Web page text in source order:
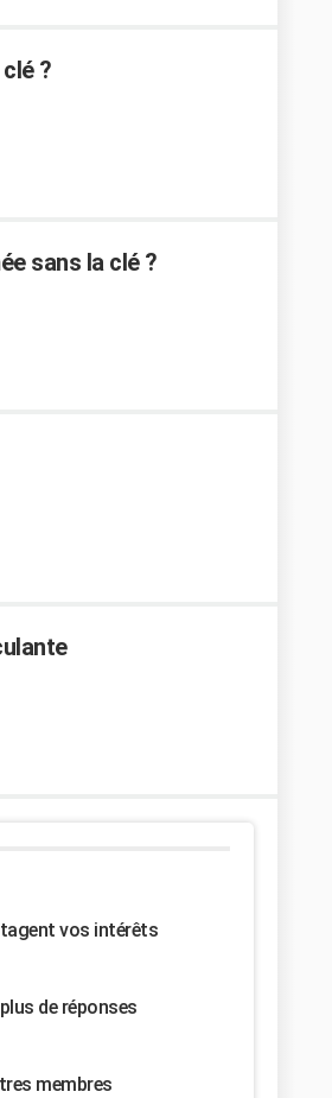
?
sans la clé ?
vos intérêts
de réponses
membres